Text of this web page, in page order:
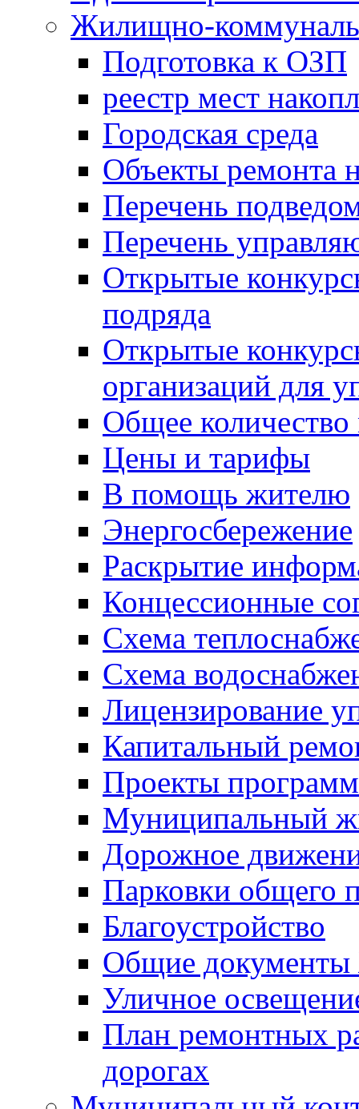
Жилищно-
Подготовка к ОЗП
реестр мест
Городская среда
Объекты ремонта
Перечень
Перечень
Открытые
подряда
Открытые
организаций для
Общее
Цены и тарифы
В помощь жителю
Энергосбережение
Раскрытие
Концессионные
Схема
Схема
Лицензирование
Капитальный
Проекты программ
Муниципальный
Дорожное
Парковки общего
Благоустройство
Общие
Уличное
План ремонтных
дорогах